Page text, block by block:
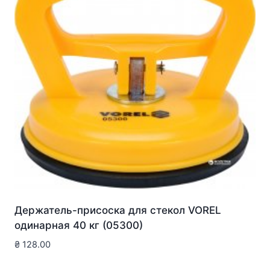
Держатель-присоска для стекол VOREL
одинарная 40 кг (05300)
₴ 128.00